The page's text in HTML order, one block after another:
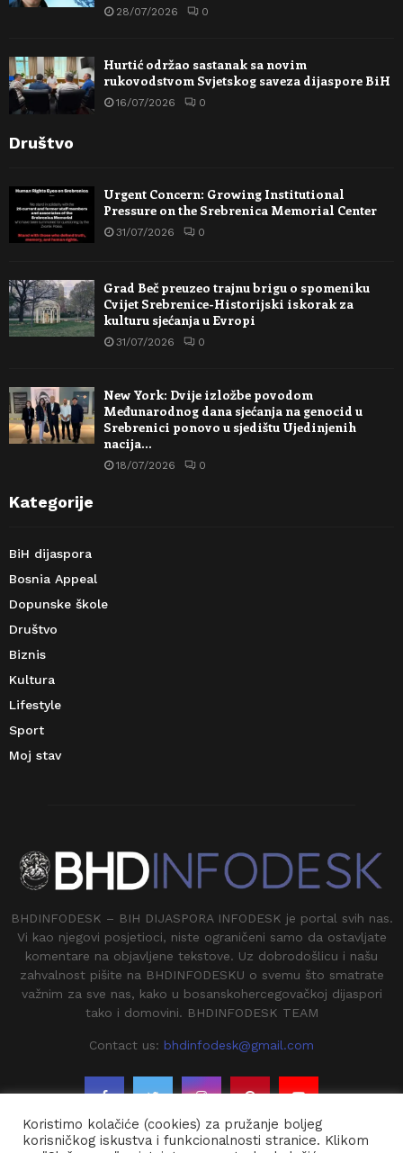
28/07/2026 0
Hurtić održao sastanak sa novim
rukovodstvom Svjetskog saveza dijaspore BiH
16/07/2026 0
Društvo
Urgent Concern: Growing Institutional
Pressure on the Srebrenica Memorial Center
31/07/2026 0
Grad Beč preuzeo trajnu brigu o spomeniku
Cvijet Srebrenice-Historijski iskorak za
kulturu sjećanja u Evropi
31/07/2026 0
New York: Dvije izložbe povodom
Međunarodnog dana sjećanja na genocid u
Srebrenici ponovo u sjedištu Ujedinjenih
nacija…
18/07/2026 0
Kategorije
BiH dijaspora
Bosnia Appeal
Dopunske škole
Društvo
Biznis
Kultura
Lifestyle
Sport
Moj stav
BHDINFODESK – BIH DIJASPORA INFODESK je portal svih nas.
Vi kao njegovi posjetioci, niste ograničeni samo da ostavljate
komentare na objavljene tekstove. Uz dobrodošlicu i našu
zahvalnost pišite na BHDINFODESKU o svemu što smatrate
važnim za sve nas, kako u bosanskohercegovačkoj dijaspori
tako i domovini. BHDINFODESK TEAM
Contact us: bhdinfodesk@gmail.com
Koristimo kolačiće (cookies) za pružanje boljeg
korisničkog iskustva i funkcionalnosti stranice. Klikom